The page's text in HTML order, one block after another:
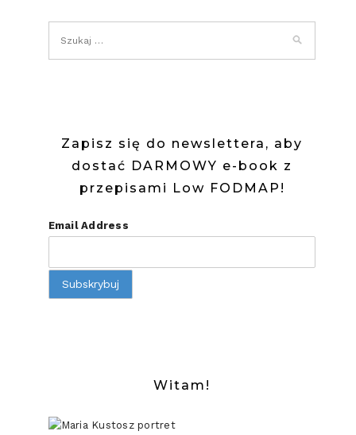
(LOW
Zapisz się do newslettera, aby
dostać DARMOWY e-book z
przepisami Low FODMAP!
Email Address
Witam!